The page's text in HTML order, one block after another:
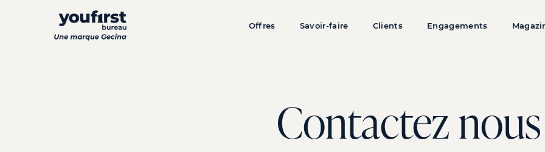
Offres Savoir-faire Clients Engagements
Contactez nous